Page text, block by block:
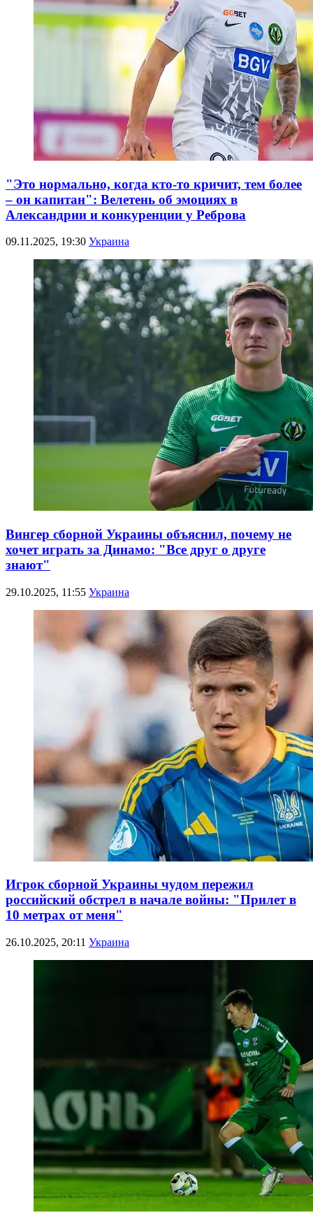
"Это нормально, когда кто-то кричит, тем более
– он капитан": Велетень об эмоциях в
Александрии и конкуренции у Реброва
09.11.2025, 19:30 Украина
Вингер сборной Украины объяснил, почему не
хочет играть за Динамо: "Все друг о друге
знают"
29.10.2025, 11:55 Украина
Игрок сборной Украины чудом пережил
российский обстрел в начале войны: "Прилет в
10 метрах от меня"
26.10.2025, 20:11 Украина